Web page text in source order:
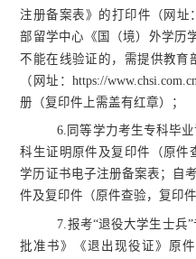
注册备案表》的打印件（网址：
部留学中心《国（境）外学历
不能在线验证的，需提供教育
（网址：https://
册（复印件上需盖有红章）；
6.同等学力考生专科毕
科生证明原件及复印件（原件
学历证书电子注册备案表；自
件及复印件（原件查验，复印件
7.报考“退役大学生士兵
批准书》《退出现役证》原